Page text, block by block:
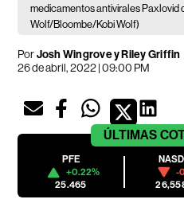
medicamentos antivirales Paxlovid
Wolf/Bloombe/Kobi Wolf)
PorJosh Wingrove y Riley Griffin
26 de abril, 2022 | 09:00 PM
ÚLTIMAS
PFE
+0.22%
25.465
-